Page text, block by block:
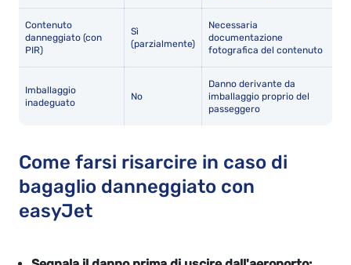
Contenuto
danneggiato (con
PIR)
Sì
(parzialmente)
Necessaria
documentazione
fotografica del contenuto
Imballaggio
inadeguato
No
Danno derivante da
imballaggio proprio del
passeggero
Come farsi risarcire in caso di
bagaglio danneggiato con
easyJet